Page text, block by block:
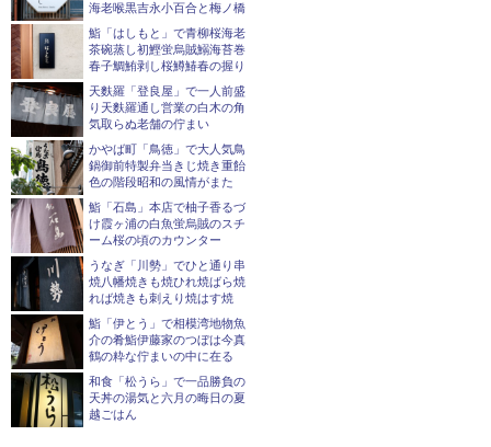
海老喉黒吉永小百合と梅ノ橋
鮨「はしもと」で青柳桜海老
茶碗蒸し初鰹蛍烏賊鰯海苔巻
春子鯛鮪剥し桜鱒鰆春の握り
天麩羅「登良屋」で一人前盛
り天麩羅通し営業の白木の角
気取らぬ老舗の佇まい
かやば町「鳥徳」で大人気鳥
鍋御前特製弁当きじ焼き重飴
色の階段昭和の風情がまた
鮨「石島」本店で柚子香るづ
け霞ヶ浦の白魚蛍烏賊のスチ
ーム桜の頃のカウンター
うなぎ「川勢」でひと通り串
焼八幡焼きも焼ひれ焼ばら焼
れば焼きも刺えり焼はす焼
鮨「伊とう」で相模湾地物魚
介の肴鮨伊藤家のつぼは今真
鶴の粋な佇まいの中に在る
和食「松うら」で一品勝負の
天丼の湯気と六月の晦日の夏
越ごはん